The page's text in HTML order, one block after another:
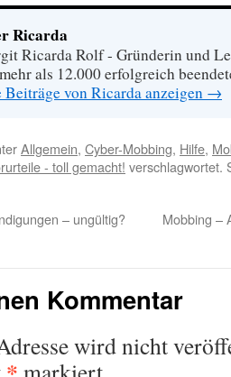
Ricarda
Ricarda Rolf - Gründerin und
als 12.000 erfolgreich
von Ricarda anzeigen →
Allgemein, Cyber-Mobbing, Hilfe,
- toll gemacht! verschlagwortet.
– ungültig? Mobbing –
Kommentar
wird nicht